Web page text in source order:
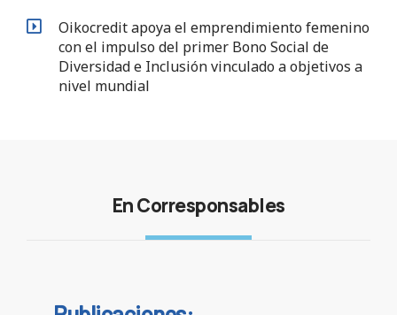
Oikocredit apoya el emprendimiento femenino
con el impulso del primer Bono Social de
Diversidad e Inclusión vinculado a objetivos a
nivel mundial
En Corresponsables